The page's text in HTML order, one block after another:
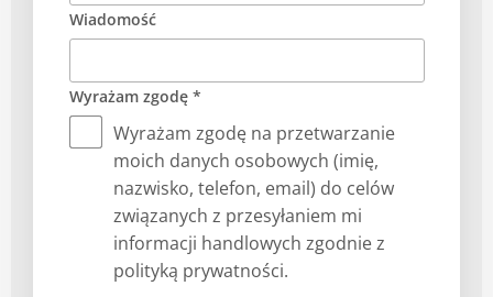
Wiadomość
Wyrażam zgodę *
Wyrażam zgodę na przetwarzanie
moich danych osobowych (imię,
nazwisko, telefon, email) do celów
związanych z przesyłaniem mi
informacji handlowych zgodnie z
polityką prywatności.